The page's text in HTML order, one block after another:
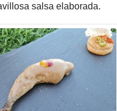
salsa elaborada.